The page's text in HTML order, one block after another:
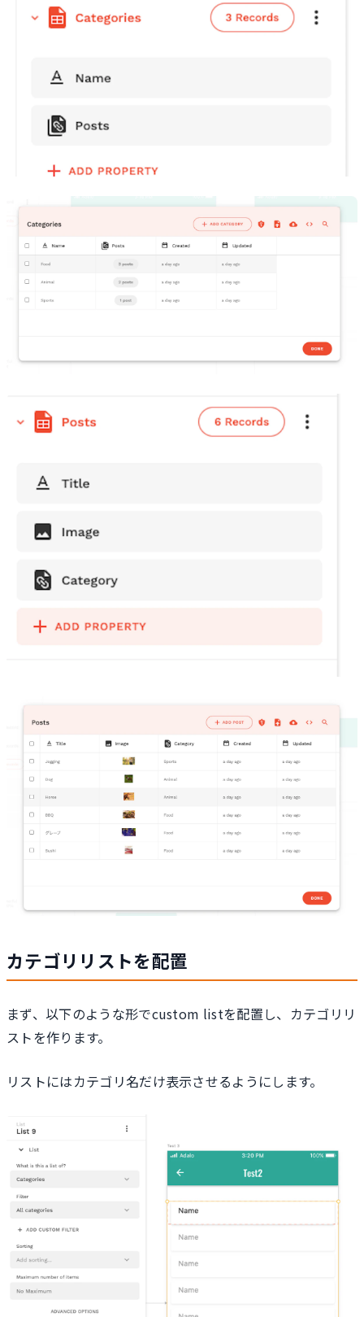
カテゴリリストを配置
まず、以下のような形でcustom listを配置し、カテゴリリ
ストを作ります。
リストにはカテゴリ名だけ表示させるようにします。